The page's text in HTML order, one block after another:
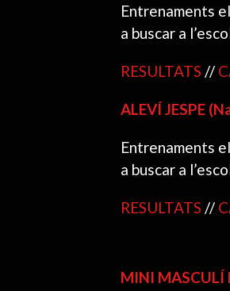
Entrenaments
a buscar a
RESULTATS //
ALEVÍ JESPE
Entrenaments
a buscar a
RESULTATS //
MINI MASCULÍ